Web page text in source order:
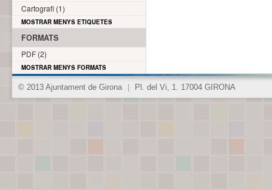
Cartografi (1)
MOSTRAR MENYS ETIQUETES
FORMATS
PDF (2)
MOSTRAR MENYS FORMATS
© 2013 Ajuntament de Girona Pl. del Vi, 1. 17004 GIRONA